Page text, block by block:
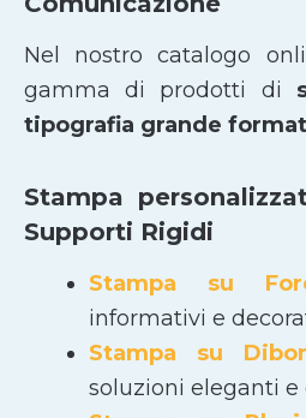
Nel nostro catalogo
gamma di prodotti di
tipografia grande
Stampa
Supporti Rigidi
Stampa su
informativi e
Stampa su
soluzioni eleganti e